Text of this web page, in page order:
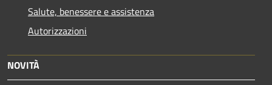
Salute, benessere e assistenza
Autorizzazioni
NOVITÀ